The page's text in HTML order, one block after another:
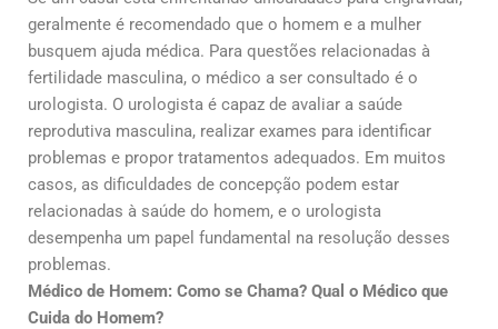
geralmente é recomendado que o homem e a mulher
busquem ajuda médica. Para questões relacionadas à
fertilidade masculina, o médico a ser consultado é o
urologista. O urologista é capaz de avaliar a saúde
reprodutiva masculina, realizar exames para identificar
problemas e propor tratamentos adequados. Em muitos
casos, as dificuldades de concepção podem estar
relacionadas à saúde do homem, e o urologista
desempenha um papel fundamental na resolução desses
problemas.
Médico de Homem: Como se Chama? Qual o Médico que
Cuida do Homem?